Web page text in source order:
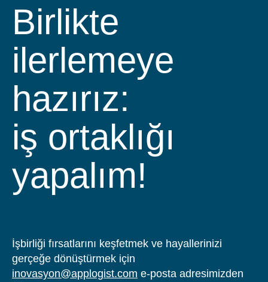
Birlikte
ilerlemeye
hazırız:
iş ortaklığı
yapalım!
İşbirliği fırsatlarını keşfetmek ve hayallerinizi
gerçeğe dönüştürmek için
inovasyon@applogist.com e-posta adresimizden